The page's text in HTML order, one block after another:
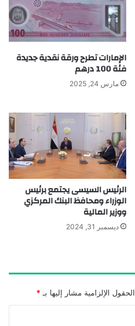
الإمارات تطرح ورقة نقدية جديدة
فئة 100 درهم
مارس 24, 2025
الرئيس السيسى يجتمع برئيس
الوزراء ومحافظ البنك المركزي
ووزير المالية
ديسمبر 31, 2024
الحقول الإلزامية مشار إليها بـ *